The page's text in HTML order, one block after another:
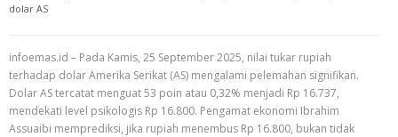
dolar AS
infoemas.id – Pada Kamis, 25 September 2025, nilai tukar rupiah
terhadap dolar Amerika Serikat (AS) mengalami pelemahan signifikan.
Dolar AS tercatat menguat 53 poin atau 0,32% menjadi Rp 16.737,
mendekati level psikologis Rp 16.800. Pengamat ekonomi Ibrahim
Assuaibi memprediksi, jika rupiah menembus Rp 16.800, bukan tidak